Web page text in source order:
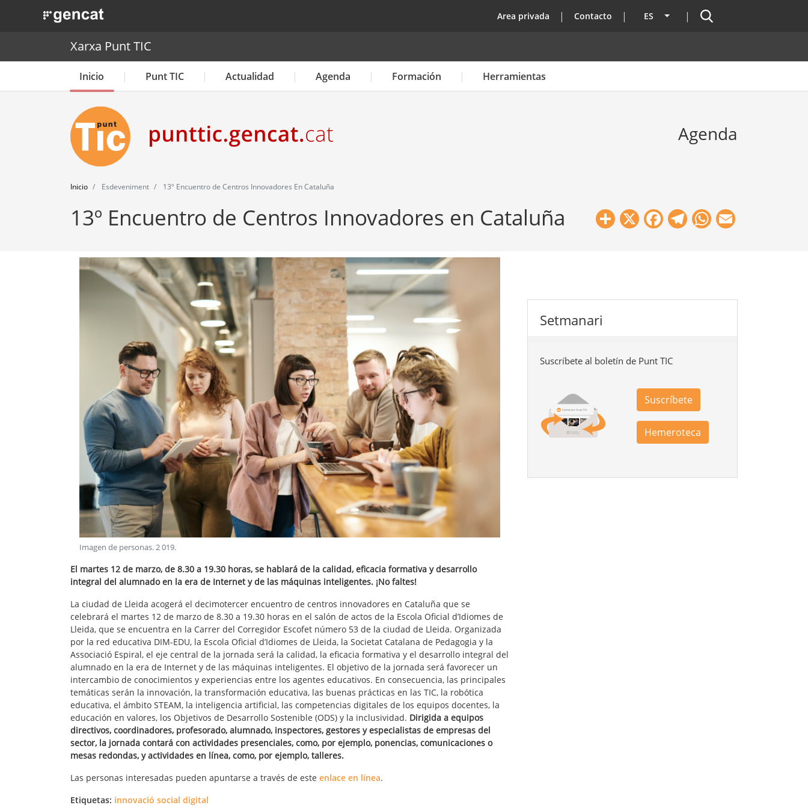
. Obre en una nova finestra. top
Area privada Contacto ES Lista adicional de acciones
Buscador
Xarxa Punt TIC
Inicio Punt TIC Actualidad Agenda Formación Herramientas
Agenda
Inicio Esdeveniment 13º Encuentro de Centros Innovadores En Cataluña
13º Encuentro de Centros Innovadores en Cataluña Share
X Facebook
Telegram
WhatsApp
Imagen de personas.2 019.
El martes 12 de marzo, de 8.30 a 19.30 horas, se hablará de la calidad, eficacia formativa y desarrollo
integral del alumnado en la era de Internet y de las máquinas inteligentes. ¡No faltes!
La ciudad de Lleida acogerá el decimotercer encuentro de centros innovadores en Cataluña que se
celebrará el martes 12 de marzo de 8.30 a 19.30 horas en el salón de actos de la Escola Oficial d’Idiomes de
Lleida, que se encuentra en la Carrer del Corregidor Escofet número 53 de la ciudad de Lleida. Organizada
por la red educativa DIM-EDU, la Escola Oficial d’Idiomes de Lleida, la Societat Catalana de Pedagogia y la
Associació Espiral, el eje central de la jornada será la calidad, la eficacia formativa y el desarrollo integral del
alumnado en la era de Internet y de las máquinas inteligentes. El objetivo de la jornada será favorecer un
intercambio de conocimientos y experiencias entre los agentes educativos. En consecuencia, las principales
temáticas serán la innovación, la transformación educativa, las buenas prácticas en las TIC, la robótica
educativa, el ámbito STEAM, la inteligencia artificial, las competencias digitales de los equipos docentes, la
educación en valores, los Objetivos de Desarrollo Sostenible (ODS) y la inclusividad. Dirigida a equipos
directivos, coordinadores, profesorado, alumnado, inspectores, gestores y especialistas de empresas del
sector, la jornada contará con actividades presenciales, como, por ejemplo, ponencias, comunicaciones o
mesas redondas, y actividades en línea, como, por ejemplo, talleres.
Las personas interesadas pueden apuntarse a través de este enlace en línea.
Etiquetas: innovació social digital
Setmanari
Suscríbete al boletín de Punt TIC
Suscríbete
Hemeroteca